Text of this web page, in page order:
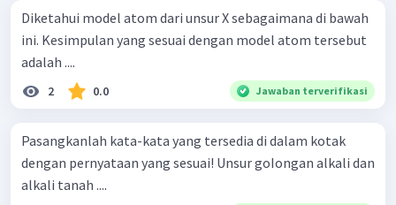
Diketahui model atom dari unsur X sebagaimana di bawah
ini. Kesimpulan yang sesuai dengan model atom tersebut
adalah ....
2 0.0 Jawaban terverifikasi
Pasangkanlah kata-kata yang tersedia di dalam kotak
dengan pernyataan yang sesuai! Unsur goIongan alkali dan
alkali tanah ....